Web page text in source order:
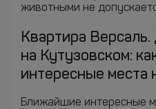
животными не
Квартира
на Кутузовском:
интересные места
Ближайшие интересные